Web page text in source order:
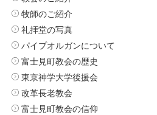
牧師のご紹介
礼拝堂の写真
パイプオルガンについて
富士見町教会の歴史
東京神学大学後援会
改革長老教会
富士見町教会の信仰